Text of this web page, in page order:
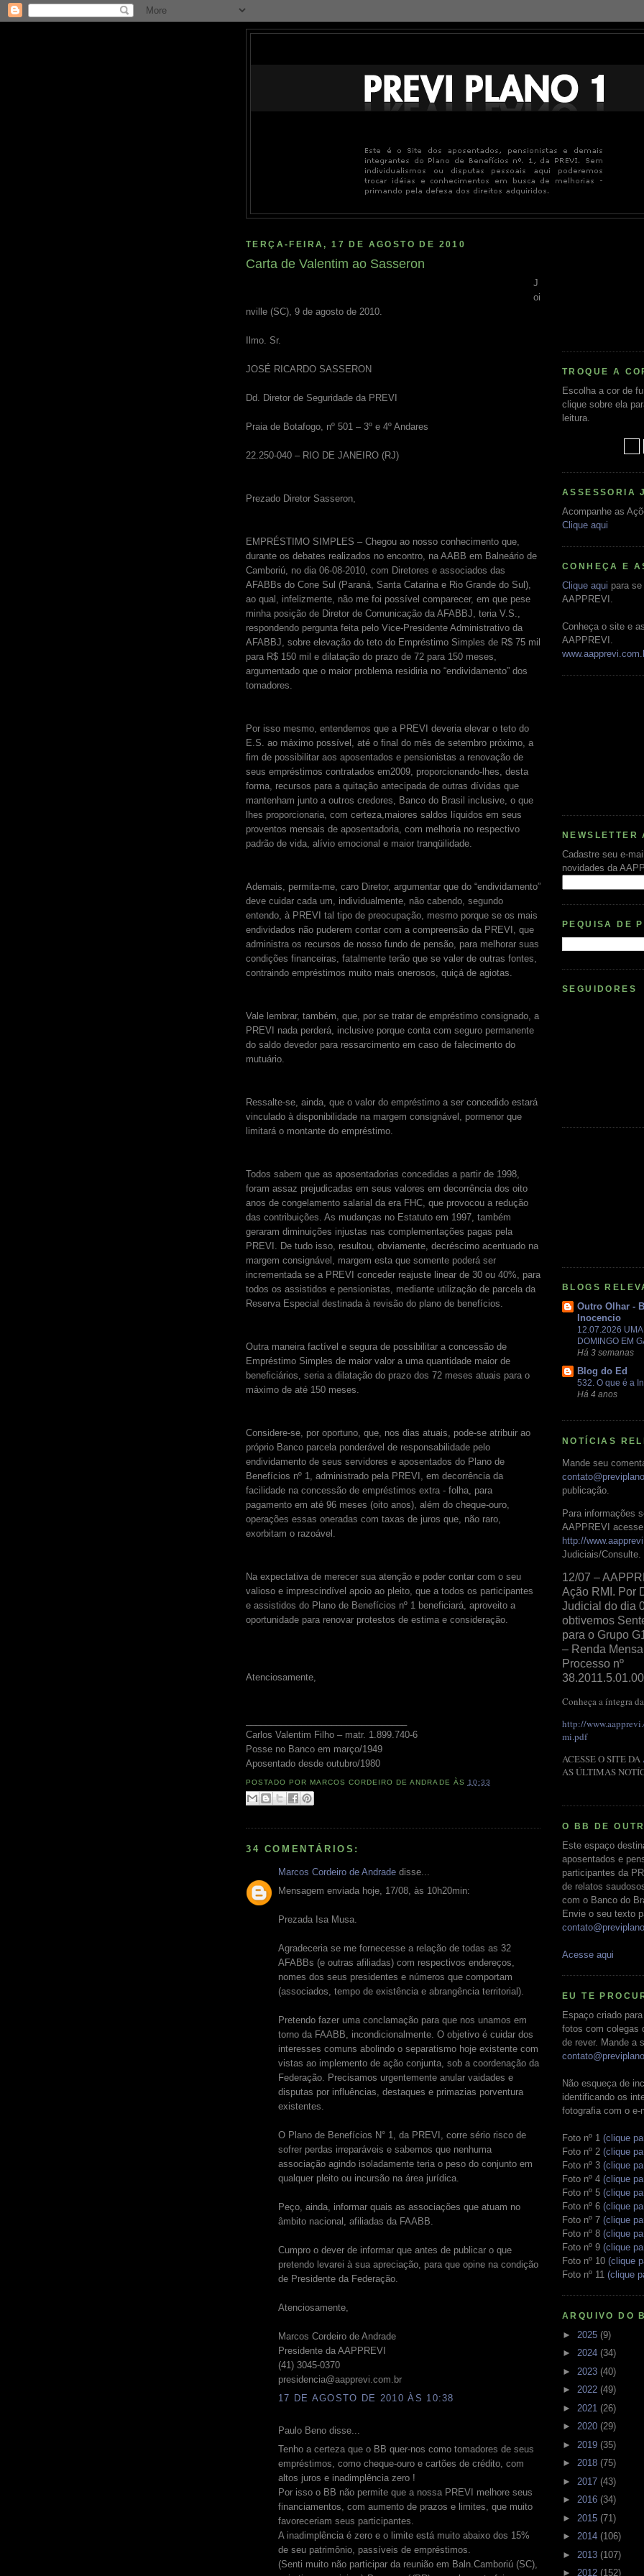
TERÇA-FEIRA, 17 DE AGOSTO DE 2010
Carta de Valentim ao Sasseron
J
oi
nville (SC), 9 de agosto de 2010.
Ilmo. Sr.
JOSÉ RICARDO SASSERON
Dd. Diretor de Seguridade da PREVI
Praia de Botafogo, nº 501 – 3º e 4º Andares
22.250-040 – RIO DE JANEIRO (RJ)
Prezado Diretor Sasseron,
EMPRÉSTIMO SIMPLES – Chegou ao nosso conhecimento que,
durante os debates realizados no encontro, na AABB em Balneário de
Camboriú, no dia 06-08-2010, com Diretores e associados das
AFABBs do Cone Sul (Paraná, Santa Catarina e Rio Grande do Sul),
ao qual, infelizmente, não me foi possível comparecer, em que pese
minha posição de Diretor de Comunicação da AFABBJ, teria V.S.,
respondendo pergunta feita pelo Vice-Presidente Administrativo da
AFABBJ, sobre elevação do teto do Empréstimo Simples de R$ 75 mil
para R$ 150 mil e dilatação do prazo de 72 para 150 meses,
argumentado que o maior problema residiria no “endividamento” dos
tomadores.
Por isso mesmo, entendemos que a PREVI deveria elevar o teto do
E.S. ao máximo possível, até o final do mês de setembro próximo, a
fim de possibilitar aos aposentados e pensionistas a renovação de
seus empréstimos contratados em2009, proporcionando-lhes, desta
forma, recursos para a quitação antecipada de outras dívidas que
mantenham junto a outros credores, Banco do Brasil inclusive, o que
lhes proporcionaria, com certeza,maiores saldos líquidos em seus
proventos mensais de aposentadoria, com melhoria no respectivo
padrão de vida, alívio emocional e maior tranqüilidade.
Ademais, permita-me, caro Diretor, argumentar que do “endividamento”
deve cuidar cada um, individualmente, não cabendo, segundo
entendo, à PREVI tal tipo de preocupação, mesmo porque se os mais
endividados não puderem contar com a compreensão da PREVI, que
administra os recursos de nosso fundo de pensão, para melhorar suas
condições financeiras, fatalmente terão que se valer de outras fontes,
contraindo empréstimos muito mais onerosos, quiçá de agiotas.
Vale lembrar, também, que, por se tratar de empréstimo consignado, a
PREVI nada perderá, inclusive porque conta com seguro permanente
do saldo devedor para ressarcimento em caso de falecimento do
mutuário.
Ressalte-se, ainda, que o valor do empréstimo a ser concedido estará
vinculado à disponibilidade na margem consignável, pormenor que
limitará o montante do empréstimo.
Todos sabem que as aposentadorias concedidas a partir de 1998,
foram assaz prejudicadas em seus valores em decorrência dos oito
anos de congelamento salarial da era FHC, que provocou a redução
das contribuições. As mudanças no Estatuto em 1997, também
geraram diminuições injustas nas complementações pagas pela
PREVI. De tudo isso, resultou, obviamente, decréscimo acentuado na
margem consignável, margem esta que somente poderá ser
incrementada se a PREVI conceder reajuste linear de 30 ou 40%, para
todos os assistidos e pensionistas, mediante utilização de parcela da
Reserva Especial destinada à revisão do plano de benefícios.
Outra maneira factível e segura de possibilitar a concessão de
Empréstimo Simples de maior valor a uma quantidade maior de
beneficiários, seria a dilatação do prazo dos 72 meses atuais para o
máximo de até 150 meses.
Considere-se, por oportuno, que, nos dias atuais, pode-se atribuir ao
próprio Banco parcela ponderável de responsabilidade pelo
endividamento de seus servidores e aposentados do Plano de
Benefícios nº 1, administrado pela PREVI, em decorrência da
facilidade na concessão de empréstimos extra - folha, para
pagamento em até 96 meses (oito anos), além do cheque-ouro,
operações essas oneradas com taxas de juros que, não raro,
exorbitam o razoável.
Na expectativa de merecer sua atenção e poder contar com o seu
valioso e imprescindível apoio ao pleito, que a todos os participantes
e assistidos do Plano de Benefícios nº 1 beneficiará, aproveito a
oportunidade para renovar protestos de estima e consideração.
Atenciosamente,
Carlos Valentim Filho – matr. 1.899.740-6
Posse no Banco em março/1949
Aposentado desde outubro/1980
POSTADO PORMARCOS CORDEIRO DE ANDRADE ÀS 10:33
34 COMENTÁRIOS:
Marcos Cordeiro de Andrade disse...
Mensagem enviada hoje, 17/08, às 10h20min:
Prezada Isa Musa.
Agradeceria se me fornecesse a relação de todas as 32
AFABBs (e outras afiliadas) com respectivos endereços,
nomes dos seus presidentes e números que comportam
(associados, tempo de existência e abrangência territorial).
Pretendo fazer uma conclamação para que nos unamos em
torno da FAABB, incondicionalmente. O objetivo é cuidar dos
interesses comuns abolindo o separatismo hoje existente com
vistas ao implemento de ação conjunta, sob a coordenação da
Federação. Precisamos urgentemente anular vaidades e
disputas por influências, destaques e primazias porventura
existentes.
O Plano de Benefícios N° 1, da PREVI, corre sério risco de
sofrer perdas irreparáveis e sabemos que nenhuma
associação agindo isoladamente teria o peso do conjunto em
qualquer pleito ou incursão na área jurídica.
Peço, ainda, informar quais as associações que atuam no
âmbito nacional, afiliadas da FAABB.
Cumpro o dever de informar que antes de publicar o que
pretendo levarei à sua apreciação, para que opine na condição
de Presidente da Federação.
Atenciosamente,
Marcos Cordeiro de Andrade
Presidente da AAPPREVI
(41) 3045-0370
presidencia@aapprevi.com.br
17 DE AGOSTO DE 2010 ÀS 10:38
Paulo Beno disse...
Tenho a certeza que o BB quer-nos como tomadores de seus
empréstimos, como cheque-ouro e cartões de crédito, com
altos juros e inadimplência zero !
Por isso o BB não permite que a nossa PREVI melhore seus
financiamentos, com aumento de prazos e limites, que muito
favoreceriam seus participantes.
A inadimplência é zero e o limite está muito abaixo dos 15%
de seu patrimônio, passíveis de empréstimos.
(Senti muito não participar da reunião em Baln.Camboriú (SC),
TROQUE A
Escolha a cor de
clique sobre ela
leitura.
ASSESSORIA
Acompanhe as
Clique aqui
CONHEÇA E
Clique aqui para
AAPPREVI.
Conheça o site e
AAPPREVI.
NEWSLETTER
Cadastre seu e-
novidades da
PEQUISA DE
SEGUIDORES
BLOGS
Outro Olhar -
Inocencio
12.07.2026
DOMINGO EM
Há 3 semanas
Blog do Ed
532. O que é a
Há 4 anos
NOTÍCIAS
Mande seu
publicação.
Para informações
AAPPREVI
http://
Judiciais/Consulte.
12/07 –
Ação RMI. Por
Judicial do dia
obtivemos
para o Grupo
– Renda
Processo nº
Conheça a íntegra
http://
mi.pdf
ACESSE O SITE DA
AS ÚLTIMAS
O BB DE
Este espaço
aposentados e
participantes da
de relatos
com o Banco do
Envie o seu texto
Acesse aqui
EU TE
Espaço criado
fotos com colegas
de rever. Mande a
Não esqueça de
identificando os
fotografia com o e-
Foto nº 1 (clique
Foto nº 2 (clique
Foto nº 3 (clique
Foto nº 4 (clique
Foto nº 5 (clique
Foto nº 6 (clique
Foto nº 7 (clique
Foto nº 8 (clique
Foto nº 9 (clique
Foto nº 10 (clique
Foto nº 11 (clique
ARQUIVO DO
► 2025 (9)
► 2024 (34)
► 2023 (40)
► 2022 (49)
► 2021 (26)
► 2020 (29)
► 2019 (35)
► 2018 (75)
► 2017 (43)
► 2016 (34)
► 2015 (71)
► 2014 (106)
► 2013 (107)
► 2012 (152)